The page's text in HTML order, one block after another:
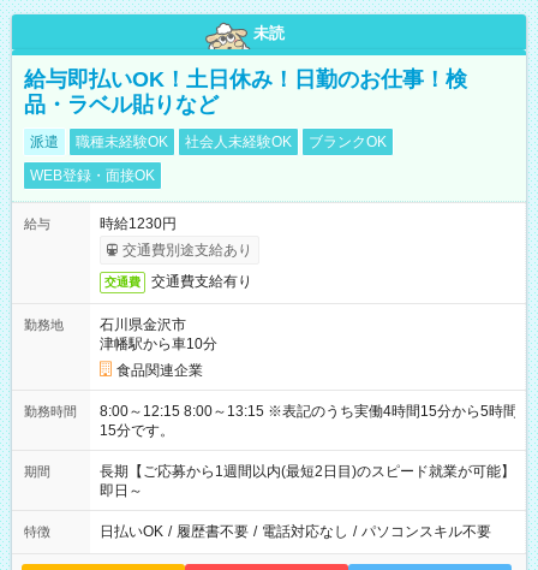
未読
給与即払いOK！土日休み！日勤のお仕事！検
品・ラベル貼りなど
派遣 職種未経験OK 社会人未経験OK
ブランクOK
WEB登録・面接OK
給与
時給1230円
交通費別途支給あり
交通費 交通費支給有り
勤務地
石川県金沢市
津幡駅から車10分
食品関連企業
勤務時間
8:00～12:15 8:00～13:15 ※表記のうち実働4時間15分から5時間
15分です。
期間
長期【ご応募から1週間以内(最短2日目)のスピード就業が可能】
即日～
特徴 日払いOK / 履歴書不要 / 電話対応なし / パソコンスキル不要